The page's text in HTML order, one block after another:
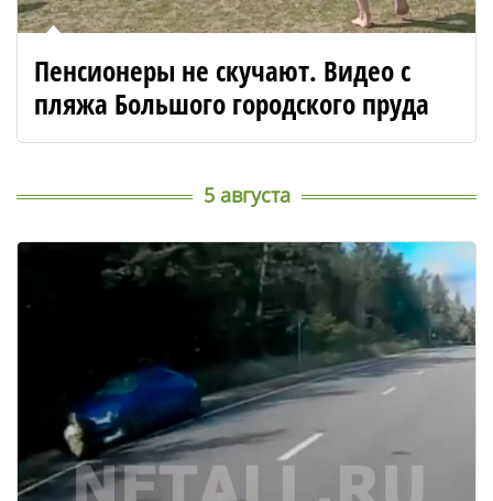
Пенсионеры не скучают. Видео с
пляжа Большого городского пруда
5 августа